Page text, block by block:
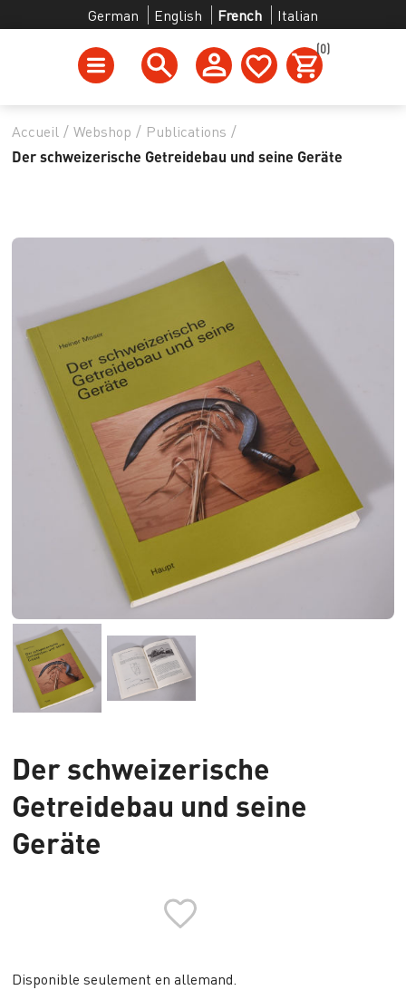
German English French Italian
(0)
Accueil / Webshop / Publications /
Der schweizerische Getreidebau und seine Geräte
Der schweizerische
Getreidebau und seine
Geräte
Disponible seulement en allemand.